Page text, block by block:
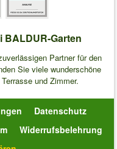
BALDUR-Garten
Partner für den
Sie viele wunderschöne
und Zimmer.
Datenschutz
Widerrufsbelehrung